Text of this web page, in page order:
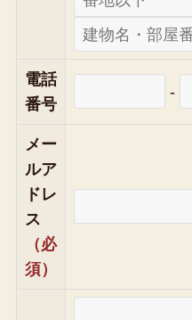
電話
番号
-
メー
ルア
ドレ
ス
（必
須）